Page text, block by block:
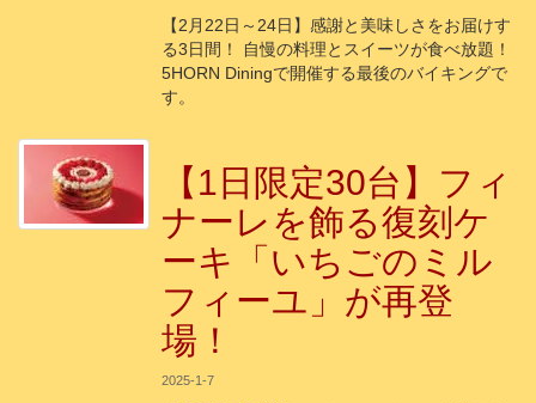
【2月22日～24日】感謝と美味しさをお届けす
る3日間！ 自慢の料理とスイーツが食べ放題！
5HORN Diningで開催する最後のバイキングで
す。
【1日限定30台】フィ
ナーレを飾る復刻ケ
ーキ「いちごのミル
フィーユ」が再登
場！
2025-1-7